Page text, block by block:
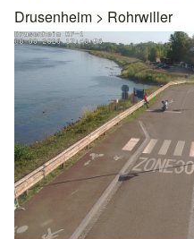
Drusenheim > Rohrwiller